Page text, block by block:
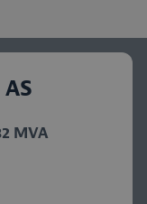
MVA